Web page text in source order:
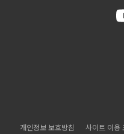
개인정보 보호방침 사이트 이용